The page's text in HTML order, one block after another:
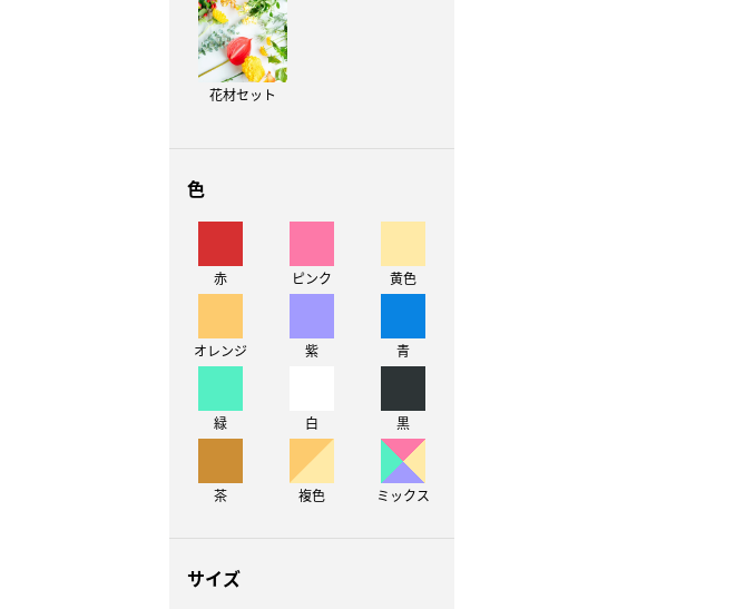
花材セット
色
赤 ピンク 黄色
オレンジ 紫 青
緑 白 黒
茶 複色 ミックス
サイズ